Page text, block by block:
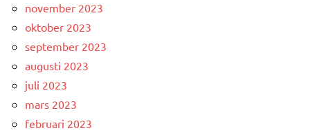
november 2023
oktober 2023
september 2023
augusti 2023
juli 2023
mars 2023
februari 2023